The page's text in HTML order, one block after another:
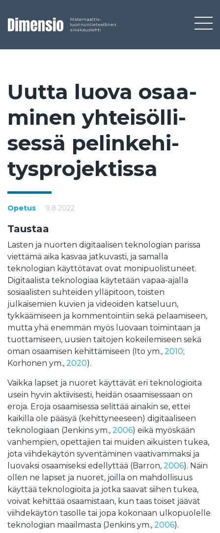
Uut­ta luo­va osaa­
mi­nen yh­tei­söl­li­
ses­sä pe­lin­ke­hi­
tysp­ro­jek­tis­sa
Opetus 9.8.2022
Taustaa
Lasten ja nuorten digitaalisen teknologian parissa
viettämä aika kasvaa jatkuvasti, ja samalla
teknologian käyttötavat ovat monipuolistuneet.
Digitaalista teknologiaa käytetään vapaa-ajalla
sosiaalisten suhteiden ylläpitoon, toisten
julkaisemien kuvien ja videoiden katseluun,
tykkäämiseen ja kommentointiin sekä pelaamiseen,
mutta yhä enemmän myös luovaan toimintaan ja
tuottamiseen, uusien taitojen kokeilemiseen sekä
oman osaamisen kehittämiseen (Ito ym., 2010;
Korhonen ym., 2020).
Vaikka lapset ja nuoret käyttävät eri teknologioita
usein hyvin aktiivisesti, heidän osaamisessaan on
eroja. Eroja osaamisessa selittää ainakin se, ettei
kaikilla ole pääsyä (kehittyneeseen) digitaaliseen
teknologiaan (Jenkins ym., 2006) eikä myöskään
vanhempien, opettajien tai muiden aikuisten tukea,
jota viihdekäytön syventäminen vaativammaksi ja
luovaksi osaamiseksi edellyttää (Barron, 2006). Näin
ollen ne lapset ja nuoret, joilla on mahdollisuus
käyttää teknologioita ja jotka saavat siihen tukea,
voivat kehittää osaamistaan, kun taas toiset jäävät
viihdekäytön tasolle tai jopa kokonaan ulkopuolelle
teknologian maailmasta (Jenkins ym., 2006).